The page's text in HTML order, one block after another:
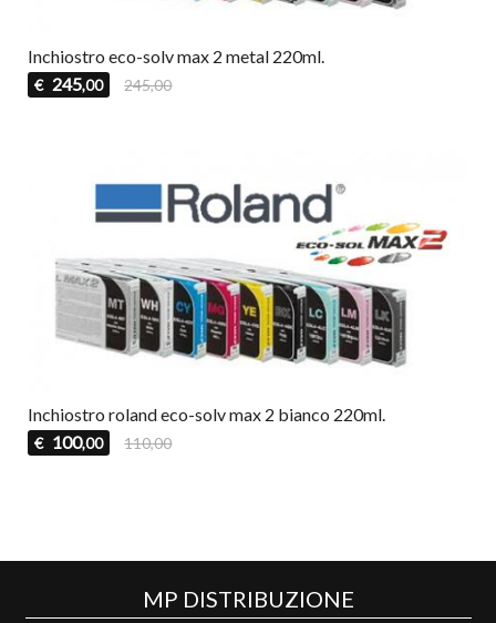
Inchiostro eco-solv max 2 metal 220ml.
€ 245,00 245,00
Inchiostro roland eco-solv max 2 bianco 220ml.
€ 100,00 110,00
MP DISTRIBUZIONE